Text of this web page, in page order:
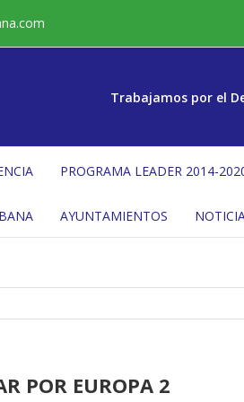
Trabajamos por el
PROGRAMA LEADER 2014-
AYUNTAMIENTOS
POR EUROPA 2